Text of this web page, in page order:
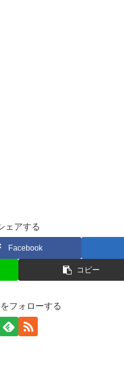
ェアする
Facebook
コピー
フォローする